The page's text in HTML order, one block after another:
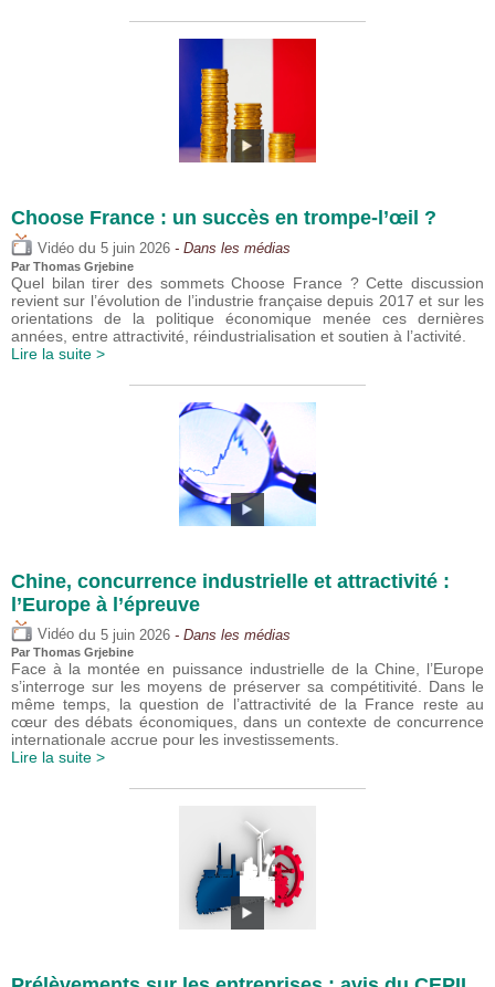
Choose France : un succès en trompe-l’œil ?
Vidéo du 5 juin 2026 - Dans les médias
Par Thomas Grjebine
Quel bilan tirer des sommets Choose France ? Cette discussion
revient sur l’évolution de l’industrie française depuis 2017 et sur les
orientations de la politique économique menée ces dernières
années, entre attractivité, réindustrialisation et soutien à l’activité.
Lire la suite >
Chine, concurrence industrielle et attractivité :
l’Europe à l’épreuve
Vidéo du 5 juin 2026 - Dans les médias
Par Thomas Grjebine
Face à la montée en puissance industrielle de la Chine, l’Europe
s’interroge sur les moyens de préserver sa compétitivité. Dans le
même temps, la question de l’attractivité de la France reste au
cœur des débats économiques, dans un contexte de concurrence
internationale accrue pour les investissements.
Lire la suite >